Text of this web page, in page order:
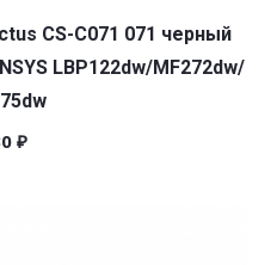
CS-C071 071 черный
LBP122dw/MF272dw/
₽